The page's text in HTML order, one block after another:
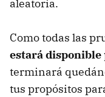
aleatoria.
Como todas las
estará disponible
terminará
tus propósitos